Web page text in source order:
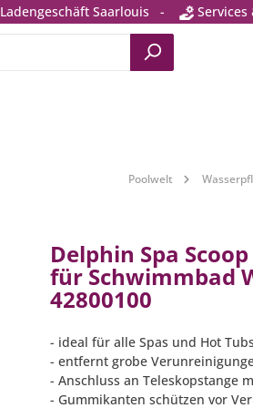
Ladengeschäft Saarlouis -
Poolwelt
Delphin Spa
für Schwimmbad
42800100
- ideal für alle Spas und Hot Tubs
- entfernt grobe
- Anschluss an Teleskopstange
- Gummikanten schützen vor